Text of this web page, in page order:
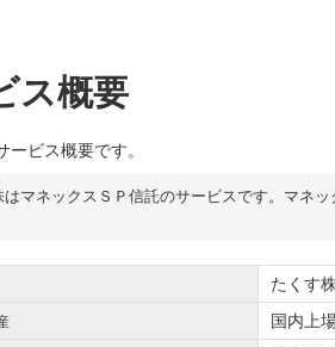
ス概要
ービス概要です。
はマネックスＳＰ信託のサービスです。マネ
たくす
国内上